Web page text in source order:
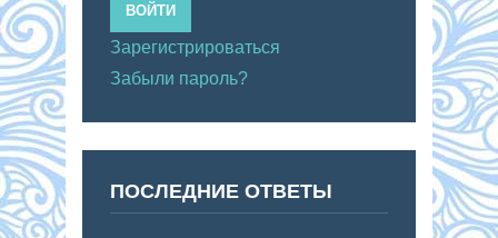
ВОЙТИ
Зарегистрироваться
Забыли пароль?
ПОСЛЕДНИЕ ОТВЕТЫ